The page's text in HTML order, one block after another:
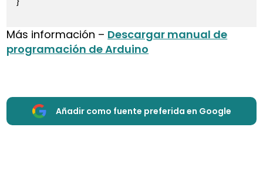
Más información – Descargar manual de
programación de Arduino
Añadir como fuente preferida en Google